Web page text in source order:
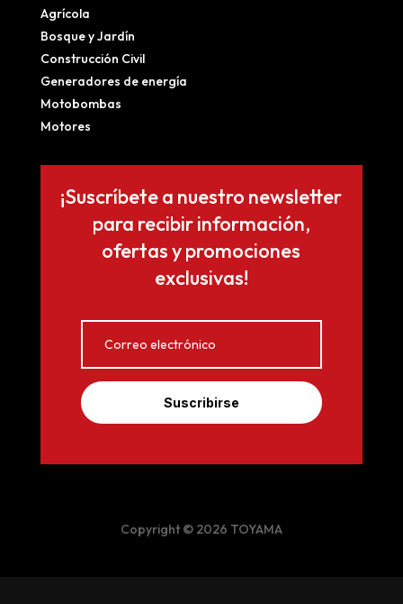
Agrícola
Bosque y Jardín
Construcción Civil
Generadores de energía
Motobombas
Motores
¡Suscríbete a nuestro newsletter
para recibir información,
ofertas y promociones
exclusivas!
Suscribirse
Copyright © 2026 TOYAMA